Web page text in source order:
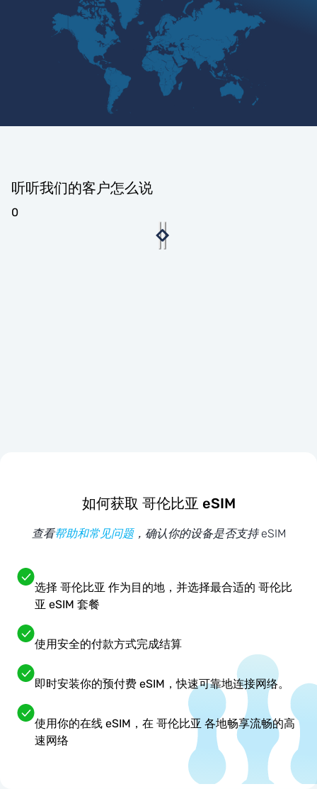
听听我们的客户怎么说
0
如何获取 哥伦比亚 eSIM
查看帮助和常见问题，确认你的设备是否支持 eSIM
选择 哥伦比亚 作为目的地，并选择最合适的 哥伦比
亚 eSIM 套餐
使用安全的付款方式完成结算
即时安装你的预付费 eSIM，快速可靠地连接网络。
使用你的在线 eSIM，在 哥伦比亚 各地畅享流畅的高
速网络